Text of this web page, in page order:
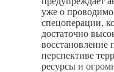
уже о
спецоперации,
достаточно
восстановление
перспективе
ресурсы и